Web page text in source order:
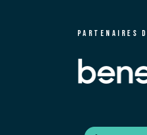
PARTENAIRES